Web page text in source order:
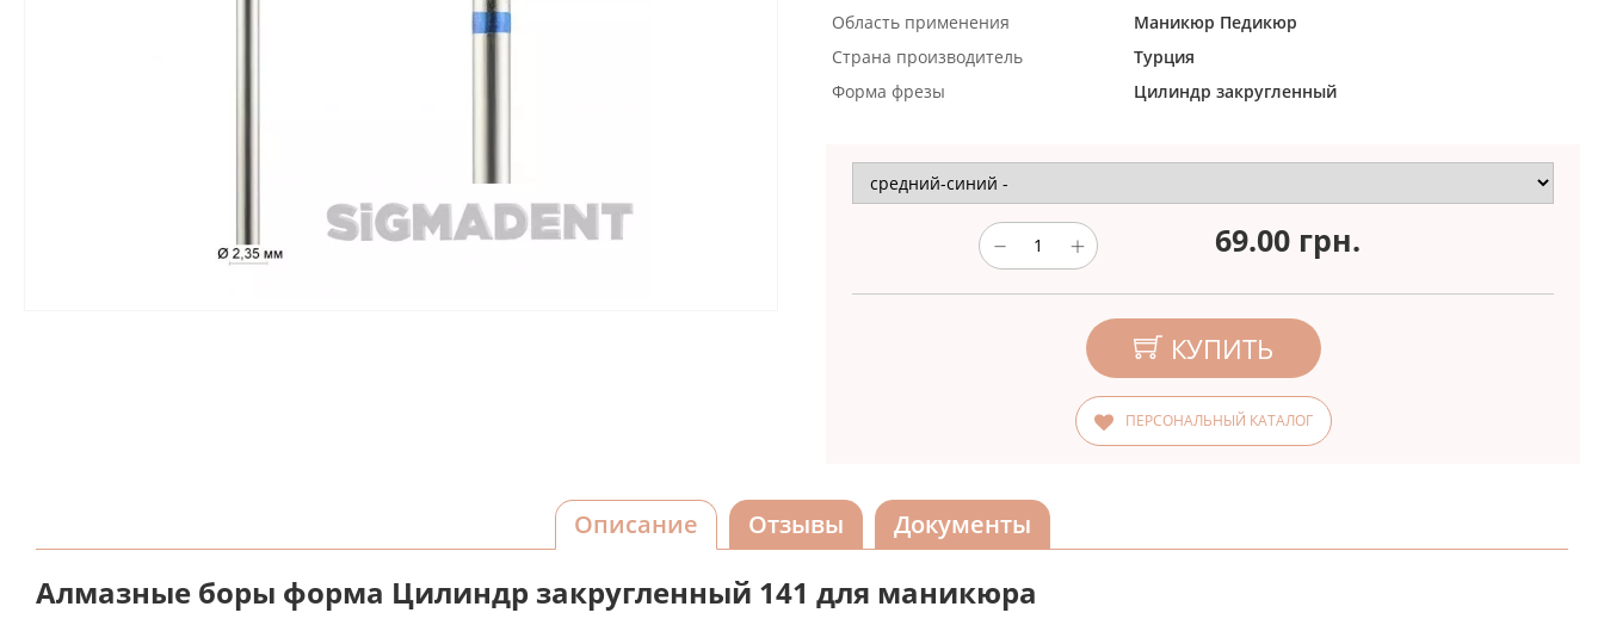
Область применения
Маникюр Педикюр
Страна производитель
Турция
Форма фрезы
Цилиндр закругленный
69.00 грн.
КУПИТЬ
ПЕРСОНАЛЬНЫЙ КАТАЛОГ
Описание Отзывы Документы
Алмазные боры форма Цилиндр закругленный 141 для маникюра